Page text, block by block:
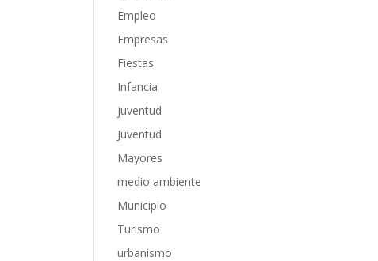
Empleo
Empresas
Fiestas
Infancia
juventud
Juventud
Mayores
medio ambiente
Municipio
Turismo
urbanismo